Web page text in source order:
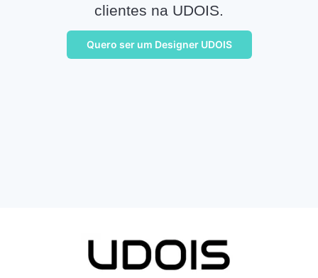
clientes na UDOIS.
Quero ser um Designer UDOIS